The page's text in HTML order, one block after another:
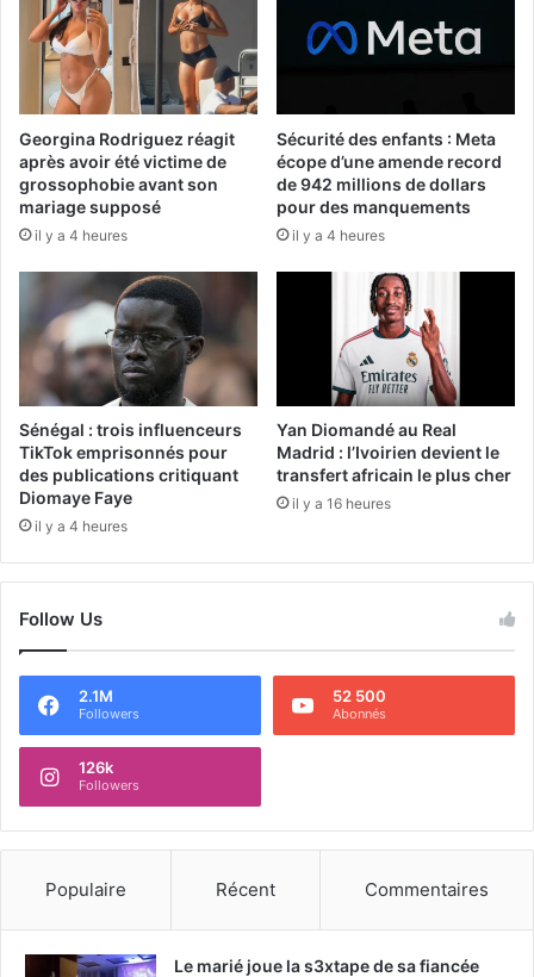
Georgina Rodriguez réagit
après avoir été victime de
grossophobie avant son
mariage supposé
il y a 4 heures
Sécurité des enfants : Meta
écope d’une amende record
de 942 millions de dollars
pour des manquements
il y a 4 heures
Sénégal : trois influenceurs
TikTok emprisonnés pour
des publications critiquant
Diomaye Faye
il y a 4 heures
Yan Diomandé au Real
Madrid : l’Ivoirien devient le
transfert africain le plus cher
il y a 16 heures
Follow Us
2.1M
Followers
52 500
Abonnés
126k
Followers
Populaire Récent Commentaires
Le marié joue la s3xtape de sa fiancée